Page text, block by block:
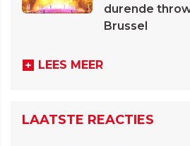
durende
Brussel
LEES MEER
LAATSTE REACTIES